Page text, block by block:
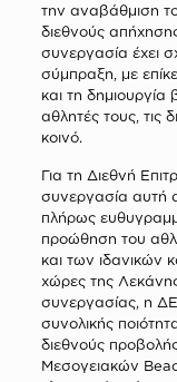
την αναβάθμιση
διεθνούς
συνεργασία έχει
σύμπραξη, με
και τη δημιουργία
αθλητές τους, τις
κοινό.
Για τη Διεθνή
συνεργασία αυτή
πλήρως
προώθηση του
και των ιδανικών
χώρες της
συνεργασίας, η
συνολικής
διεθνούς
Μεσογειακών